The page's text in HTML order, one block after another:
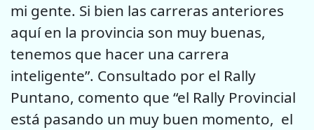
mi gente. Si bien las carreras anteriores
aquí en la provincia son muy buenas,
tenemos que hacer una carrera
inteligente”. Consultado por el Rally
Puntano, comento que “el Rally Provincial
está pasando un muy buen momento, el